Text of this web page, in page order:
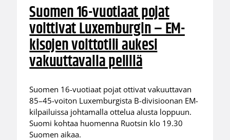
Suomen 16-vuotiaat pojat
voittivat Luxemburgin – EM-
kisojen voittotili aukesi
vakuuttavalla pelillä
Suomen 16-vuotiaat pojat ottivat vakuuttavan
85–45-voiton Luxemburgista B-divisioonan EM-
kilpailuissa johtamalla ottelua alusta loppuun.
Suomi kohtaa huomenna Ruotsin klo 19.30
Suomen aikaa.